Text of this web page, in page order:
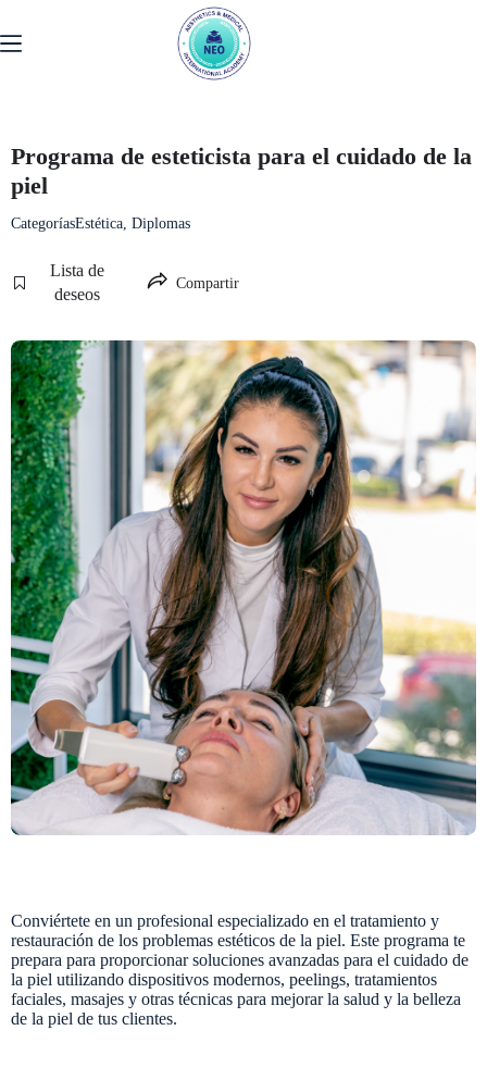
Programa de esteticista para el cuidado de la
piel
CategoríasEstética, Diplomas
Lista de
deseos
Compartir
Conviértete en un profesional especializado en el tratamiento y
restauración de los problemas estéticos de la piel. Este programa te
prepara para proporcionar soluciones avanzadas para el cuidado de
la piel utilizando dispositivos modernos, peelings, tratamientos
faciales, masajes y otras técnicas para mejorar la salud y la belleza
de la piel de tus clientes.